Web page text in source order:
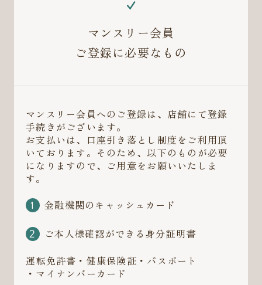
マンスリー会員
ご登録に必要なもの
マンスリー会員へのご登録は、店舗にて登録
手続きがございます。
お支払いは、口座引き落とし制度をご利用頂
いております。そのため、以下のものが必要
になりますので、ご用意をお願いいたしま
す。
金融機関のキャッシュカード
ご本人様確認ができる身分証明書
運転免許書・健康保険証・パスポート
・マイナンバーカード